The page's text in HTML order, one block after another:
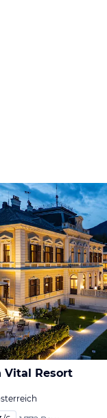
Vital Resort